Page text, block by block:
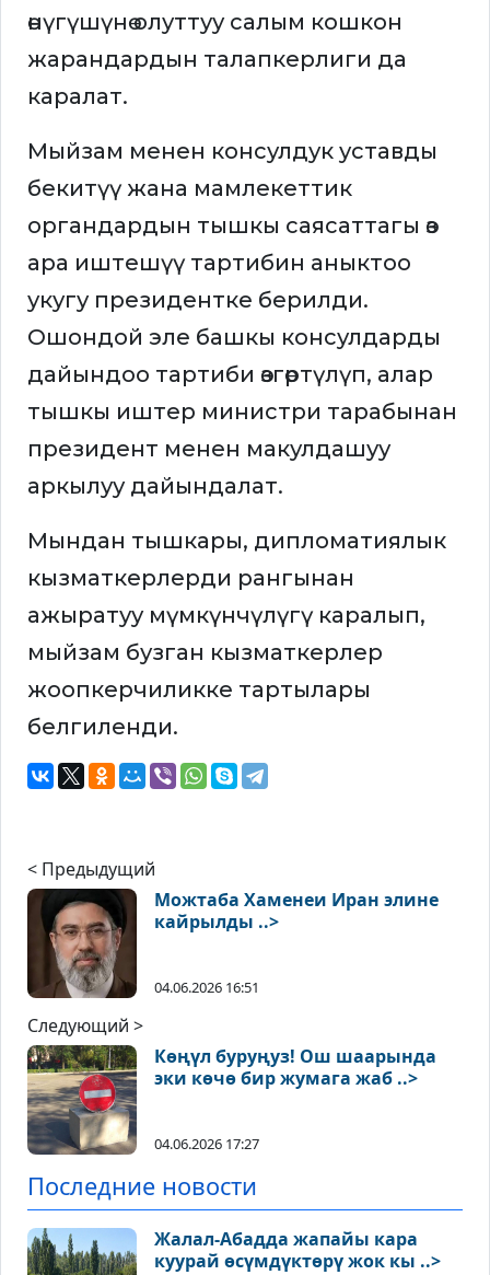
өнүгүшүнө олуттуу салым кошкон
жарандардын талапкерлиги да
каралат.
Мыйзам менен консулдук уставды
бекитүү жана мамлекеттик
органдардын тышкы саясаттагы өз
ара иштешүү тартибин аныктоо
укугу президентке берилди.
Ошондой эле башкы консулдарды
дайындоо тартиби өзгөртүлүп, алар
тышкы иштер министри тарабынан
президент менен макулдашуу
аркылуу дайындалат.
Мындан тышкары, дипломатиялык
кызматкерлерди рангынан
ажыратуу мүмкүнчүлүгү каралып,
мыйзам бузган кызматкерлер
жоопкерчиликке тартылары
белгиленди.
< Предыдущий
Можтаба Хаменеи Иран элине
кайрылды ..>
04.06.2026 16:51
Следующий >
Көңүл буруңуз! Ош шаарында
эки көчө бир жумага жаб ..>
04.06.2026 17:27
Последние новости
Жалал-Абадда жапайы кара
куурай өсүмдүктөрү жок кы ..>